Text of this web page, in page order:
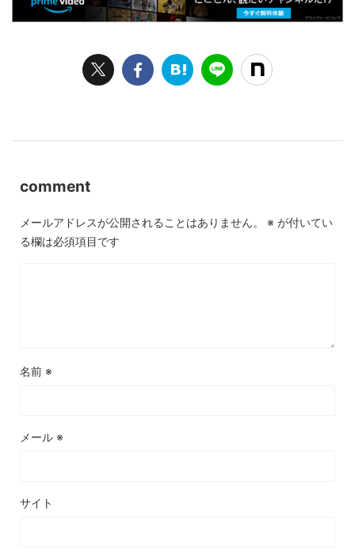
comment
メールアドレスが公開されることはありません。 ※ が付いてい
る欄は必須項目です
名前 ※
メール ※
サイト